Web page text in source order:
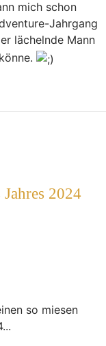
mich schon
Jahrgang
lächelnde Mann
2024
so miesen